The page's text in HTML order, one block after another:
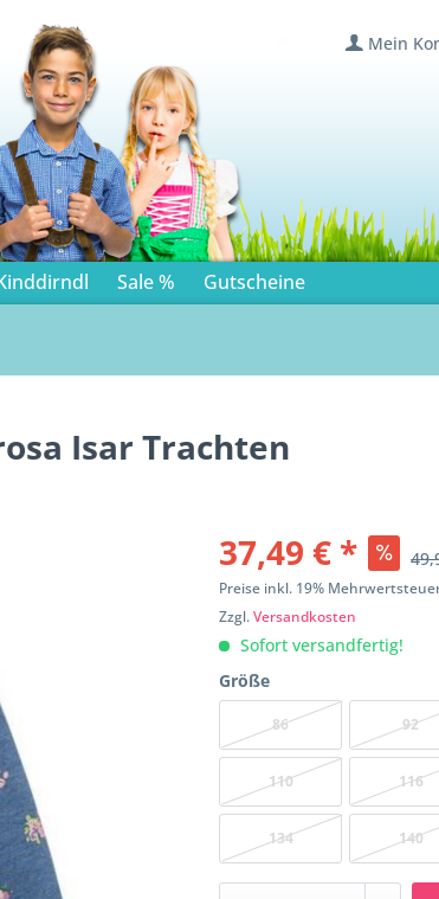
Mein
Sale % Gutscheine
Isar Trachten
37,49 € *
Preise inkl. 19%
Zzgl.Versandkosten
Sofort versandfertig!
Größe
86 92
110 116
134 140